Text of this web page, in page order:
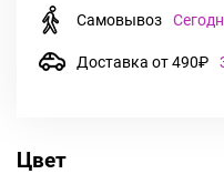
Самовывоз
Доставка от 490₽
Цвет